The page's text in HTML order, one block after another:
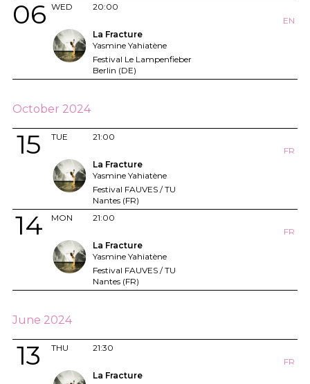
WED
06
20:00
EN
La Fracture
Yasmine Yahiatène
Festival Le Lampenfieber
Berlin (DE)
October 2024
TUE
15
21:00
FR
La Fracture
Yasmine Yahiatène
Festival FAUVES / TU
Nantes (FR)
MON
14
21:00
FR
La Fracture
Yasmine Yahiatène
Festival FAUVES / TU
Nantes (FR)
June 2024
THU
13
21:30
FR
La Fracture